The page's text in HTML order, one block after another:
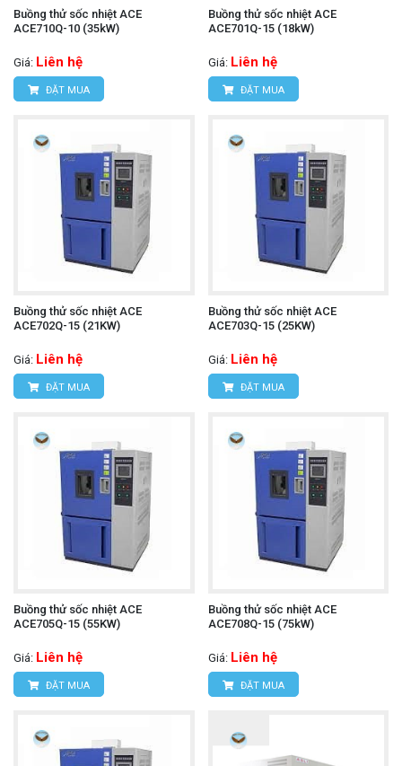
Buồng thử sốc nhiệt ACE
ACE710Q-10 (35kW)
Giá: Liên hệ
ĐẶT MUA
Buồng thử sốc nhiệt ACE
ACE701Q-15 (18kW)
Giá: Liên hệ
ĐẶT MUA
Buồng thử sốc nhiệt ACE
ACE702Q-15 (21KW)
Giá: Liên hệ
ĐẶT MUA
Buồng thử sốc nhiệt ACE
ACE703Q-15 (25KW)
Giá: Liên hệ
ĐẶT MUA
Buồng thử sốc nhiệt ACE
ACE705Q-15 (55KW)
Giá: Liên hệ
ĐẶT MUA
Buồng thử sốc nhiệt ACE
ACE708Q-15 (75kW)
Giá: Liên hệ
ĐẶT MUA